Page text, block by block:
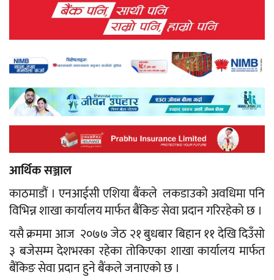
आर्थिक सञ्जाल
काठमाडौं । एनआईसी एशिया बैंकले लकडाउको अवधिमा पनि
विभिन्न शाखा कार्यालय मार्फत बैंकिङ सेवा प्रदान गरिरहेको छ ।
यसै क्रममा आज २०७७ जेठ २१ बुधबार बिहान ११ देखि दिउँसो
३ बजेसम्म देशभरका रहेका तोकिएका शाखा कार्यालय मार्फत
बैंकिङ सेवा प्रदान हुने बैंकले जनाएको छ ।